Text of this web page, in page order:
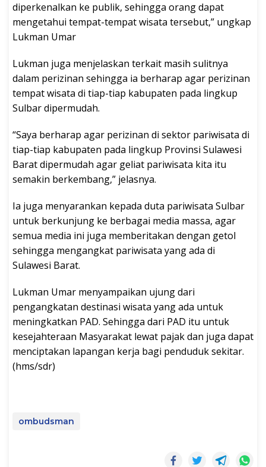
diperkenalkan ke publik, sehingga orang dapat
mengetahui tempat-tempat wisata tersebut,” ungkap
Lukman Umar
Lukman juga menjelaskan terkait masih sulitnya
dalam perizinan sehingga ia berharap agar perizinan
tempat wisata di tiap-tiap kabupaten pada lingkup
Sulbar dipermudah.
“Saya berharap agar perizinan di sektor pariwisata di
tiap-tiap kabupaten pada lingkup Provinsi Sulawesi
Barat dipermudah agar geliat pariwisata kita itu
semakin berkembang,” jelasnya.
Ia juga menyarankan kepada duta pariwisata Sulbar
untuk berkunjung ke berbagai media massa, agar
semua media ini juga memberitakan dengan getol
sehingga mengangkat pariwisata yang ada di
Sulawesi Barat.
Lukman Umar menyampaikan ujung dari
pengangkatan destinasi wisata yang ada untuk
meningkatkan PAD. Sehingga dari PAD itu untuk
kesejahteraan Masyarakat lewat pajak dan juga dapat
menciptakan lapangan kerja bagi penduduk sekitar.
(hms/sdr)
ombudsman